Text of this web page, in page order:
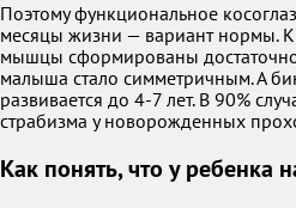
Поэтому функциональное
месяцы жизни — вариант нормы.
мышцы сформированы
малыша стало симметричным. А
развивается до 4-7 лет. В 90%
страбизма у новорожденных
Как понять, что у ребенка